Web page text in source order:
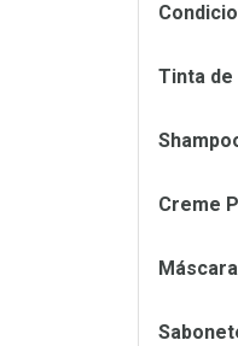
Tinta de
Creme